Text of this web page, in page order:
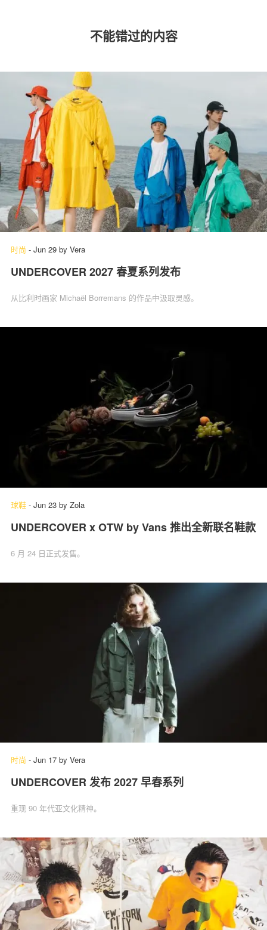
不能错过的内容
时尚 - Jun 29 by Vera
UNDERCOVER 2027 春夏系列发布
从比利时画家 Michaël Borremans 的作品中汲取灵感。
球鞋 - Jun 23 by Zola
UNDERCOVER x OTW by Vans 推出全新联名鞋款
6 月 24 日正式发售。
时尚 - Jun 17 by Vera
UNDERCOVER 发布 2027 早春系列
重现 90 年代亚文化精神。